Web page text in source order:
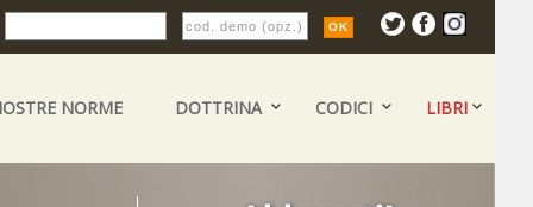
NORME DOTTRINA CODICI LIBRI